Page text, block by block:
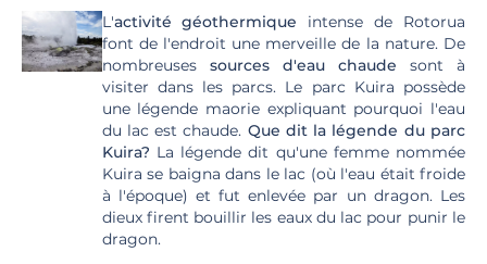
L'activité géothermique intense de Rotorua
font de l'endroit une merveille de la nature. De
nombreuses sources d'eau chaude sont à
visiter dans les parcs. Le parc Kuira possède
une légende maorie expliquant pourquoi l'eau
du lac est chaude. Que dit la légende du parc
Kuira? La légende dit qu'une femme nommée
Kuira se baigna dans le lac (où l'eau était froide
à l'époque) et fut enlevée par un dragon. Les
dieux firent bouillir les eaux du lac pour punir le
dragon.